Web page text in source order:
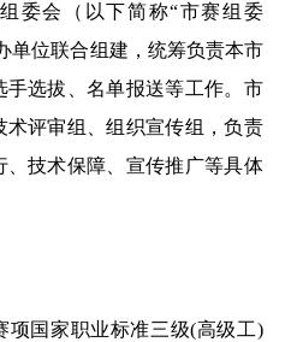
委会（以下简称“市赛组委
单位联合组建，统筹负责本市
选拔、名单报送等工作。市
评审组、组织宣传组，负责
、技术保障、宣传推广等具体
项国家职业标准三级(高级工)